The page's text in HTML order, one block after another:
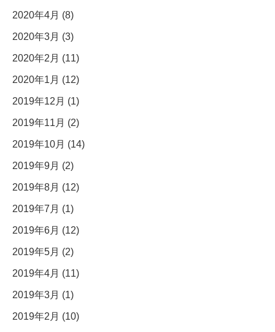
2020年4月 (8)
2020年3月 (3)
2020年2月 (11)
2020年1月 (12)
2019年12月 (1)
2019年11月 (2)
2019年10月 (14)
2019年9月 (2)
2019年8月 (12)
2019年7月 (1)
2019年6月 (12)
2019年5月 (2)
2019年4月 (11)
2019年3月 (1)
2019年2月 (10)